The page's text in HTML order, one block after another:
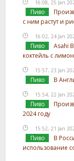
16:08, 25 Jan
Пиво
с ним растут и
16:02, 24 Jan
Пиво
Asahi
коктейль с
15:57, 23 Jan
Пиво В
15:54, 22 Jan
Пиво
2024 году
15:52, 21 Jan
Пиво
В
использование